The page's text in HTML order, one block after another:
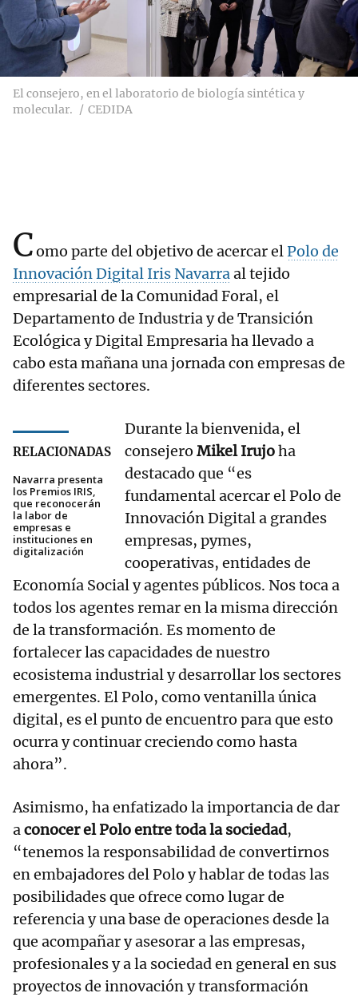
El consejero, en el laboratorio de biología sintética y
molecular.
CEDIDA
Como parte del objetivo de acercar elPolo de
Innovación Digital Iris Navarraal tejido
empresarial de la Comunidad Foral, el
Departamento de Industria y de Transición
Ecológica y Digital Empresaria ha llevado a
cabo esta mañana una jornada con empresas de
diferentes sectores.
RELACIONADAS
Navarra presenta
los Premios IRIS,
que reconocerán
la labor de
empresas e
instituciones en
digitalización
Durante la bienvenida, el
consejero Mikel Irujoha
destacado que “es
fundamental acercar el Polo de
Innovación Digital a grandes
empresas, pymes,
cooperativas, entidades de
Economía Social y agentes públicos. Nos toca a
todos los agentes remar en la misma dirección
de la transformación. Es momento de
fortalecer las capacidades de nuestro
ecosistema industrial y desarrollar los sectores
emergentes. El Polo, como ventanilla única
digital, es el punto de encuentro para que esto
ocurra y continuar creciendo como hasta
ahora”.
Asimismo, ha enfatizado la importancia de dar
aconocer el Polo entre toda la sociedad,
“tenemos la responsabilidad de convertirnos
en embajadores del Polo y hablar de todas las
posibilidades que ofrece como lugar de
referencia y una base de operaciones desde la
que acompañar y asesorar a las empresas,
profesionales y a la sociedad en general en sus
proyectos de innovación y transformación